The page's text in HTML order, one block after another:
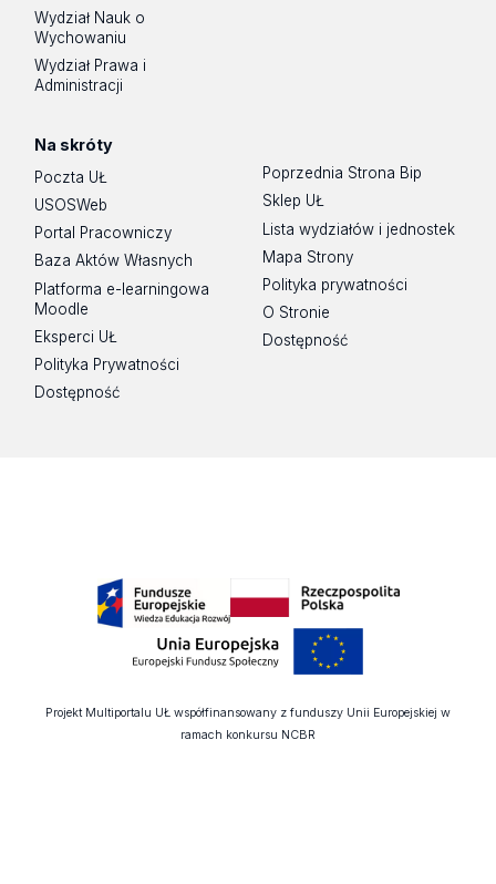
Wydział Nauk o
Wychowaniu
Wydział Prawa i
Administracji
Na skróty
Poczta UŁ
USOSWeb
Portal Pracowniczy
Baza Aktów Własnych
Platforma e-learningowa
Moodle
Eksperci UŁ
Polityka Prywatności
Dostępność
Poprzednia Strona Bip
Sklep UŁ
Lista wydziałów i jednostek
Mapa Strony
Polityka prywatności
O Stronie
Dostępność
Projekt Multiportalu UŁ współfinansowany z funduszy Unii Europejskiej w
ramach konkursu NCBR